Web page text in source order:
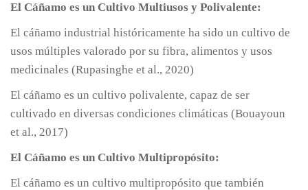
El Cáñamo es un Cultivo Multiusos y Polivalente:
El cáñamo industrial históricamente ha sido un cultivo de
usos múltiples valorado por su fibra, alimentos y usos
medicinales (Rupasinghe et al., 2020)
El cáñamo es un cultivo polivalente, capaz de ser
cultivado en diversas condiciones climáticas (Bouayoun
et al., 2017)
El Cáñamo es un Cultivo Multipropósito:
El cáñamo es un cultivo multipropósito que también